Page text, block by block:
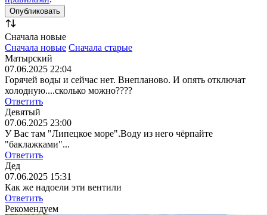
Сначала новые
Сначала новые Сначала старые
Матырский
07.06.2025 22:04
Горячей воды и сейчас нет. Внепланово. И опять отключат
холодную....сколько можно????
Ответить
Девятый
07.06.2025 23:00
У Вас там "Липецкое море".Воду из него чёрпайте
"баклажками"...
Ответить
Дед
07.06.2025 15:31
Как же надоели эти вентили
Ответить
Рекомендуем